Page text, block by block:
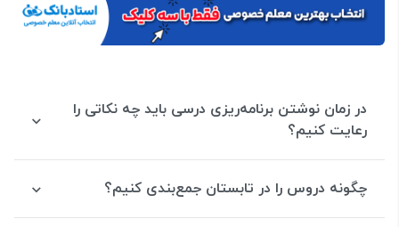
در زمان نوشتن برنامه‌ریزی درسی باید چه نکاتی را
رعایت کنیم؟
چگونه دروس را در تابستان جمع‌بندی کنیم؟